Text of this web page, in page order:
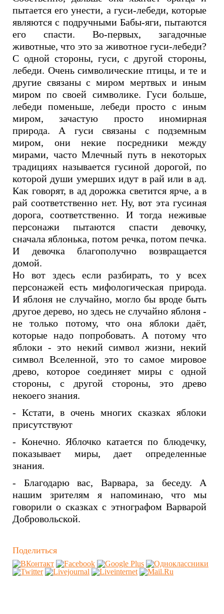
пытается его унести, а гуси-лебеди, которые
являются с подручными Бабы-яги, пытаются
его спасти. Во-первых, загадочные
животные, что это за животное гуси-лебеди?
С одной стороны, гуси, с другой стороны,
лебеди. Очень символические птицы, и те и
другие связаны с миром мертвых и иным
миром по своей символике. Гуси больше,
лебеди поменьше, лебеди просто с иным
миром, зачастую просто иномирная
природа. А гуси связаны с подземным
миром, они некие посредники между
мирами, часто Млечный путь в некоторых
традициях называется гусиной дорогой, по
которой души умерших идут в рай или в ад.
Как говорят, в ад дорожка светится ярче, а в
рай соответственно нет. Ну, вот эта гусиная
дорога, соответственно. И тогда неживые
персонажи пытаются спасти девочку,
сначала яблонька, потом речка, потом печка.
И девочка благополучно возвращается
домой.
Но вот здесь если разбирать, то у всех
персонажей есть мифологическая природа.
И яблоня не случайно, могло бы вроде быть
другое дерево, но здесь не случайно яблоня -
не только потому, что она яблоки даёт,
которые надо попробовать. А потому что
яблоки - это некий символ жизни, некий
символ Вселенной, это то самое мировое
древо, которое соединяет миры с одной
стороны, с другой стороны, это древо
некоего знания.
- Кстати, в очень многих сказках яблоки
присутствуют
- Конечно. Яблочко катается по блюдечку,
показывает миры, дает определенные
знания.
- Благодарю вас, Варвара, за беседу. А
нашим зрителям я напоминаю, что мы
говорили о сказках с этнографом Варварой
Добровольской.
Поделиться